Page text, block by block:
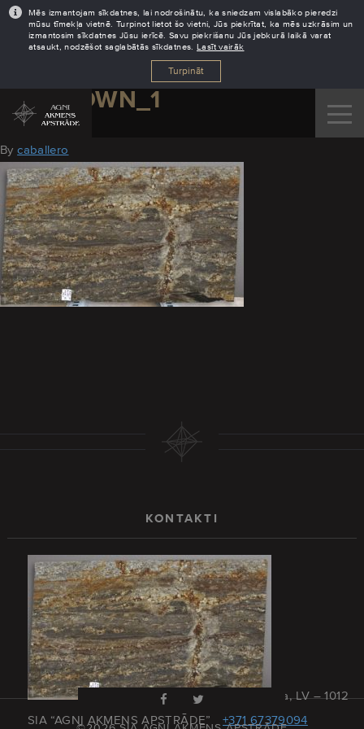
Mēs izmantojam sīkdatnes, lai nodrošinātu, ka sniedzam vislabāko pieredzi
mūsu tīmekļa vietnē. Turpinot lietot šo vietni, Jūs piekrītat, ka mēs uzkrāsim un
izmantosim sīkdatnes Jūsu ierīcē. Savu piekrišanu Jūs jebkurā laikā varat
atsaukt, nodzēšot saglabātās sīkdatnes. Lasīt vairāk
Turpināt
AJ_BROWN_1
August 11, 2016
Bycaballero
KONTAKTI
SIA “AGNI AKMENS APSTRĀDE”
Rīga, Latvija, LV – 1012
+371 67379094